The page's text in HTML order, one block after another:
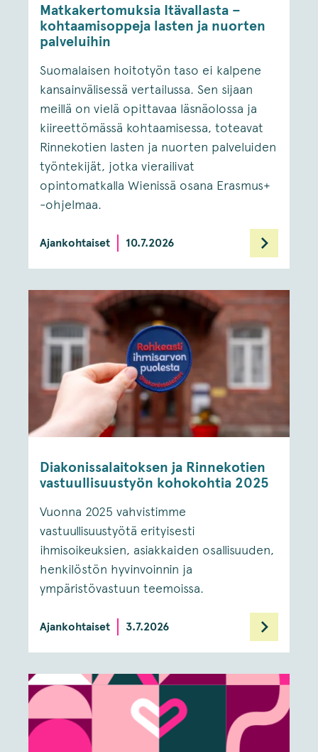
Matkakertomuksia Itävallasta –
kohtaamisoppeja lasten ja nuorten
palveluihin
Suomalaisen hoitotyön taso ei kalpene
kansainvälisessä vertailussa. Sen sijaan
meillä on vielä opittavaa läsnäolossa ja
kiireettömässä kohtaamisessa, toteavat
Rinnekotien lasten ja nuorten palveluiden
työntekijät, jotka vierailivat
opintomatkalla Wienissä osana Erasmus+
-ohjelmaa.
Ajankohtaiset 10.7.2026
Diakonissalaitoksen ja Rinnekotien
vastuullisuustyön kohokohtia 2025
Vuonna 2025 vahvistimme
vastuullisuustyötä erityisesti
ihmisoikeuksien, asiakkaiden osallisuuden,
henkilöstön hyvinvoinnin ja
ympäristövastuun teemoissa.
Ajankohtaiset 3.7.2026